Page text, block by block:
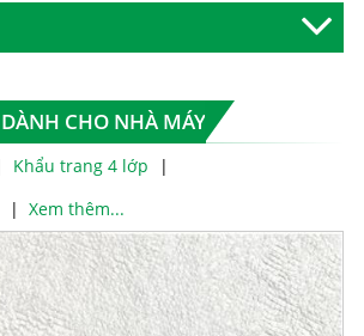
CHO NHÀ MÁY
Khẩu trang 4 lớp
Xem thêm...
đ